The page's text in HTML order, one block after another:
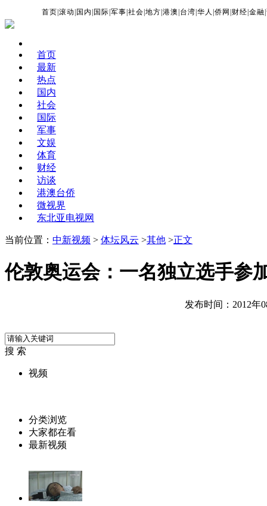
首页 |滚动 国内 国际 |军事 |社会 |地方 |港澳 台湾 |华人 |侨网 财经 |金融 |
首页
最新
热点
国内
社会
国际
军事
文娱
体育
财经
访谈
港澳台侨
微视界
东北亚电视网
当前位置： 中新视频 > 体坛风云 >其他 >正文
伦敦奥运会：一名独立选手参
发布时间：2012年
搜 索
视频
分类浏览
大家都在看
最新视频